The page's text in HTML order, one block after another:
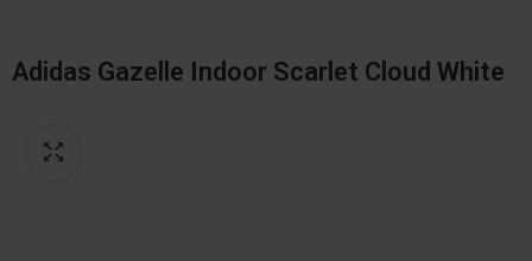
Adidas Gazelle Indoor Scarlet Cloud White